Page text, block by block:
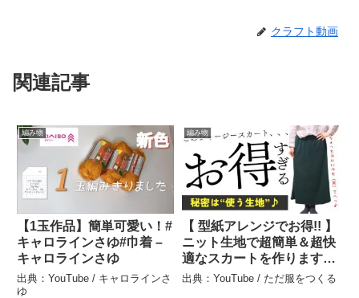
クラフト動画
関連記事
編み物
【1玉作品】簡単可愛い！#
キャロラインさゆ#巾着 –
キャロラインさゆ
出典：YouTube / キャロラインさ
ゆ
編み物
【 型紙アレンジでお得!! 】
ニット生地で超簡単＆超快
適なスカートを作ります
（前編）(*´∀`)♪｜ただ服を
出典：YouTube / ただ服をつくる